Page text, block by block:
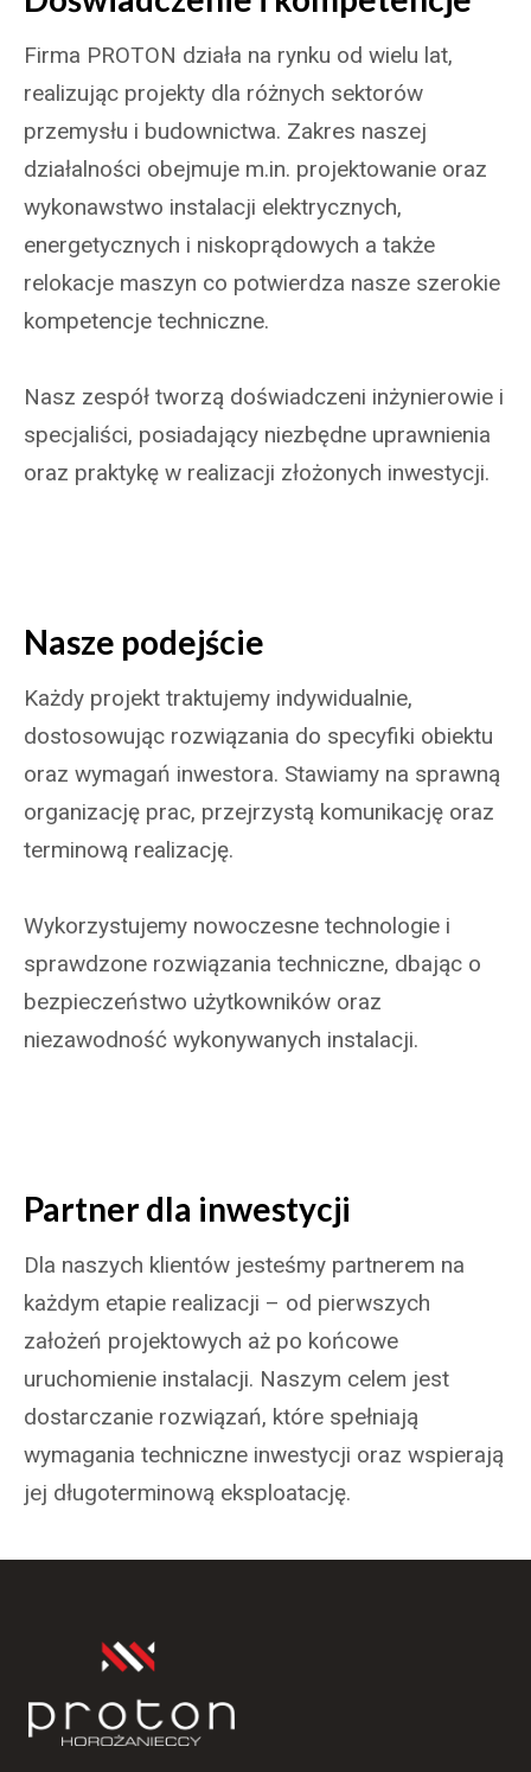
Firma PROTON działa na rynku od wielu lat,
realizując projekty dla różnych sektorów
przemysłu i budownictwa. Zakres naszej
działalności obejmuje m.in. projektowanie oraz
wykonawstwo instalacji elektrycznych,
energetycznych i niskoprądowych a także
relokacje maszyn co potwierdza nasze szerokie
kompetencje techniczne.
Nasz zespół tworzą doświadczeni inżynierowie i
specjaliści, posiadający niezbędne uprawnienia
oraz praktykę w realizacji złożonych inwestycji.
Nasze podejście
Każdy projekt traktujemy indywidualnie,
dostosowując rozwiązania do specyfiki obiektu
oraz wymagań inwestora. Stawiamy na sprawną
organizację prac, przejrzystą komunikację oraz
terminową realizację.
Wykorzystujemy nowoczesne technologie i
sprawdzone rozwiązania techniczne, dbając o
bezpieczeństwo użytkowników oraz
niezawodność wykonywanych instalacji.
Partner dla inwestycji
Dla naszych klientów jesteśmy partnerem na
każdym etapie realizacji – od pierwszych
założeń projektowych aż po końcowe
uruchomienie instalacji. Naszym celem jest
dostarczanie rozwiązań, które spełniają
wymagania techniczne inwestycji oraz wspierają
jej długoterminową eksploatację.